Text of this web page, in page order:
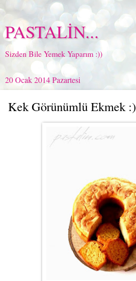
PASTALİN...
Sizden Bile Yemek Yaparım :))
20 Ocak 2014 Pazartesi
Kek Görünümlü Ekmek :)